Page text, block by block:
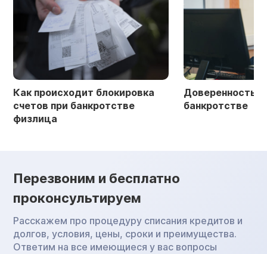
Как происходит блокировка
счетов при банкротстве
физлица
Доверенность
банкротстве
Перезвоним и бесплатно
проконсультируем
Расскажем про процедуру списания кредитов и
долгов, условия, цены, сроки и преимущества.
Ответим на все имеющиеся у вас вопросы